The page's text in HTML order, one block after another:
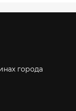
города